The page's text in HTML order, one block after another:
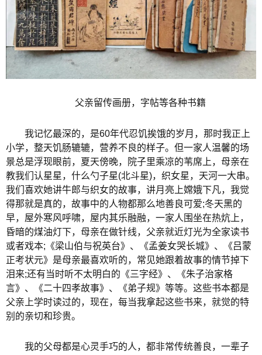
父亲留传画册，字帖等各种书籍
我记忆最深的，是60年代忍饥挨饿的岁月，那时我正上
小学，整天饥肠辘辘，营养不良的样子。但一家人温馨的场
景总是浮现眼前，夏天傍晚，院子里乘凉的苇席上，母亲在
教我们认星星，什么勺子星(北斗星)，织女星，天河一大串。
我们喜欢她讲牛郎与织女的故事，讲月亮上嫦娥下凡，我觉
得那就是真的，故事中的人物都那么地善良可爱;冬天黑的
早，屋外寒风呼啸，屋内其乐融融，一家人围坐在热炕上，
昏暗的煤油灯下，母亲在做针线，父亲就近灯光为全家读书
或者戏本;《梁山伯与祝英台》、《孟姜女哭长城》、《吕蒙
正考状元》是母亲最喜欢听的，常见她跟着故事的情节掉下
泪来;还有当时听不太明白的《三字经》、《朱子治家格
言》、《二十四孝故事》、《弟子规》等等。这些书本都是
父亲上学时读过的，现在，每当我拿起这些书来，就觉的特
别的亲切和珍贵。
我的父母都是心灵手巧的人，都非常传统善良，一辈子